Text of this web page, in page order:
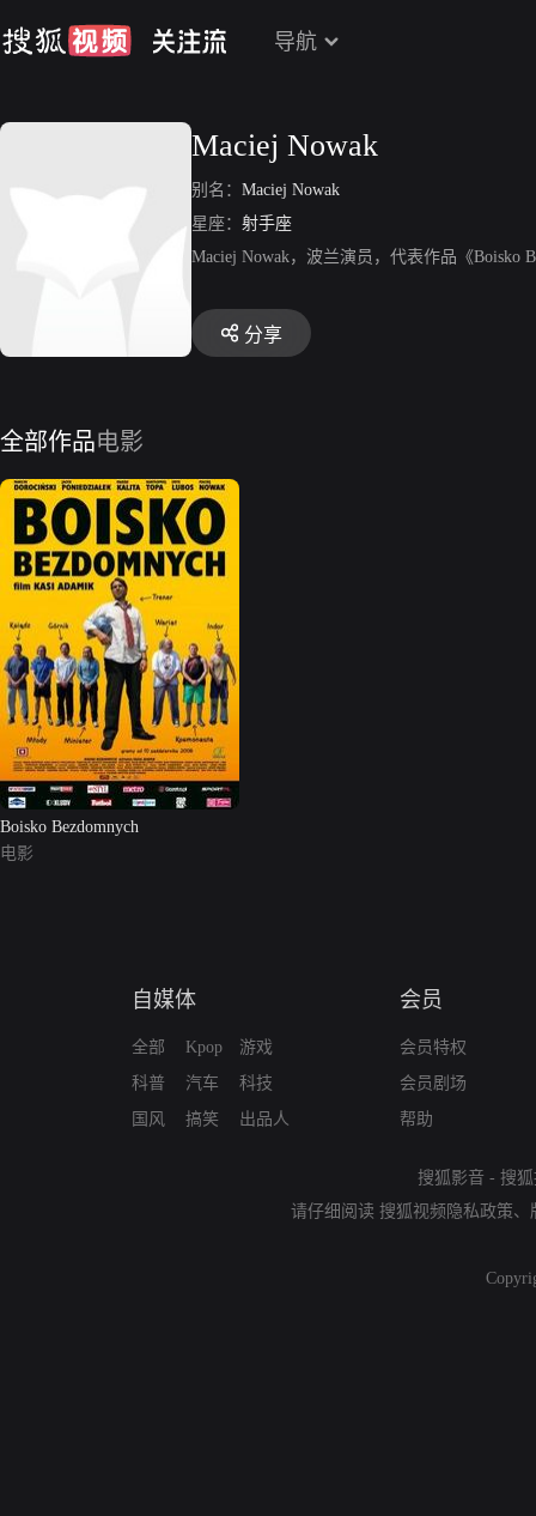
导航
Maciej Nowak
别名： Maciej Nowak
星座： 射手座
Maciej Nowak，波兰演员，代表作品《Boisko
分享
全部作品电影
Boisko Bezdomnych
电影
自媒体
全部
科普
国风
Kpop
汽车
搞笑
游戏
科技
出品人
会员
会员特权
会员剧场
帮助
搜狐影音 - 搜
请仔细阅读 搜狐视频隐私政策、